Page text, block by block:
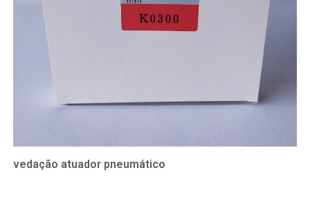
vedação atuador pneumático